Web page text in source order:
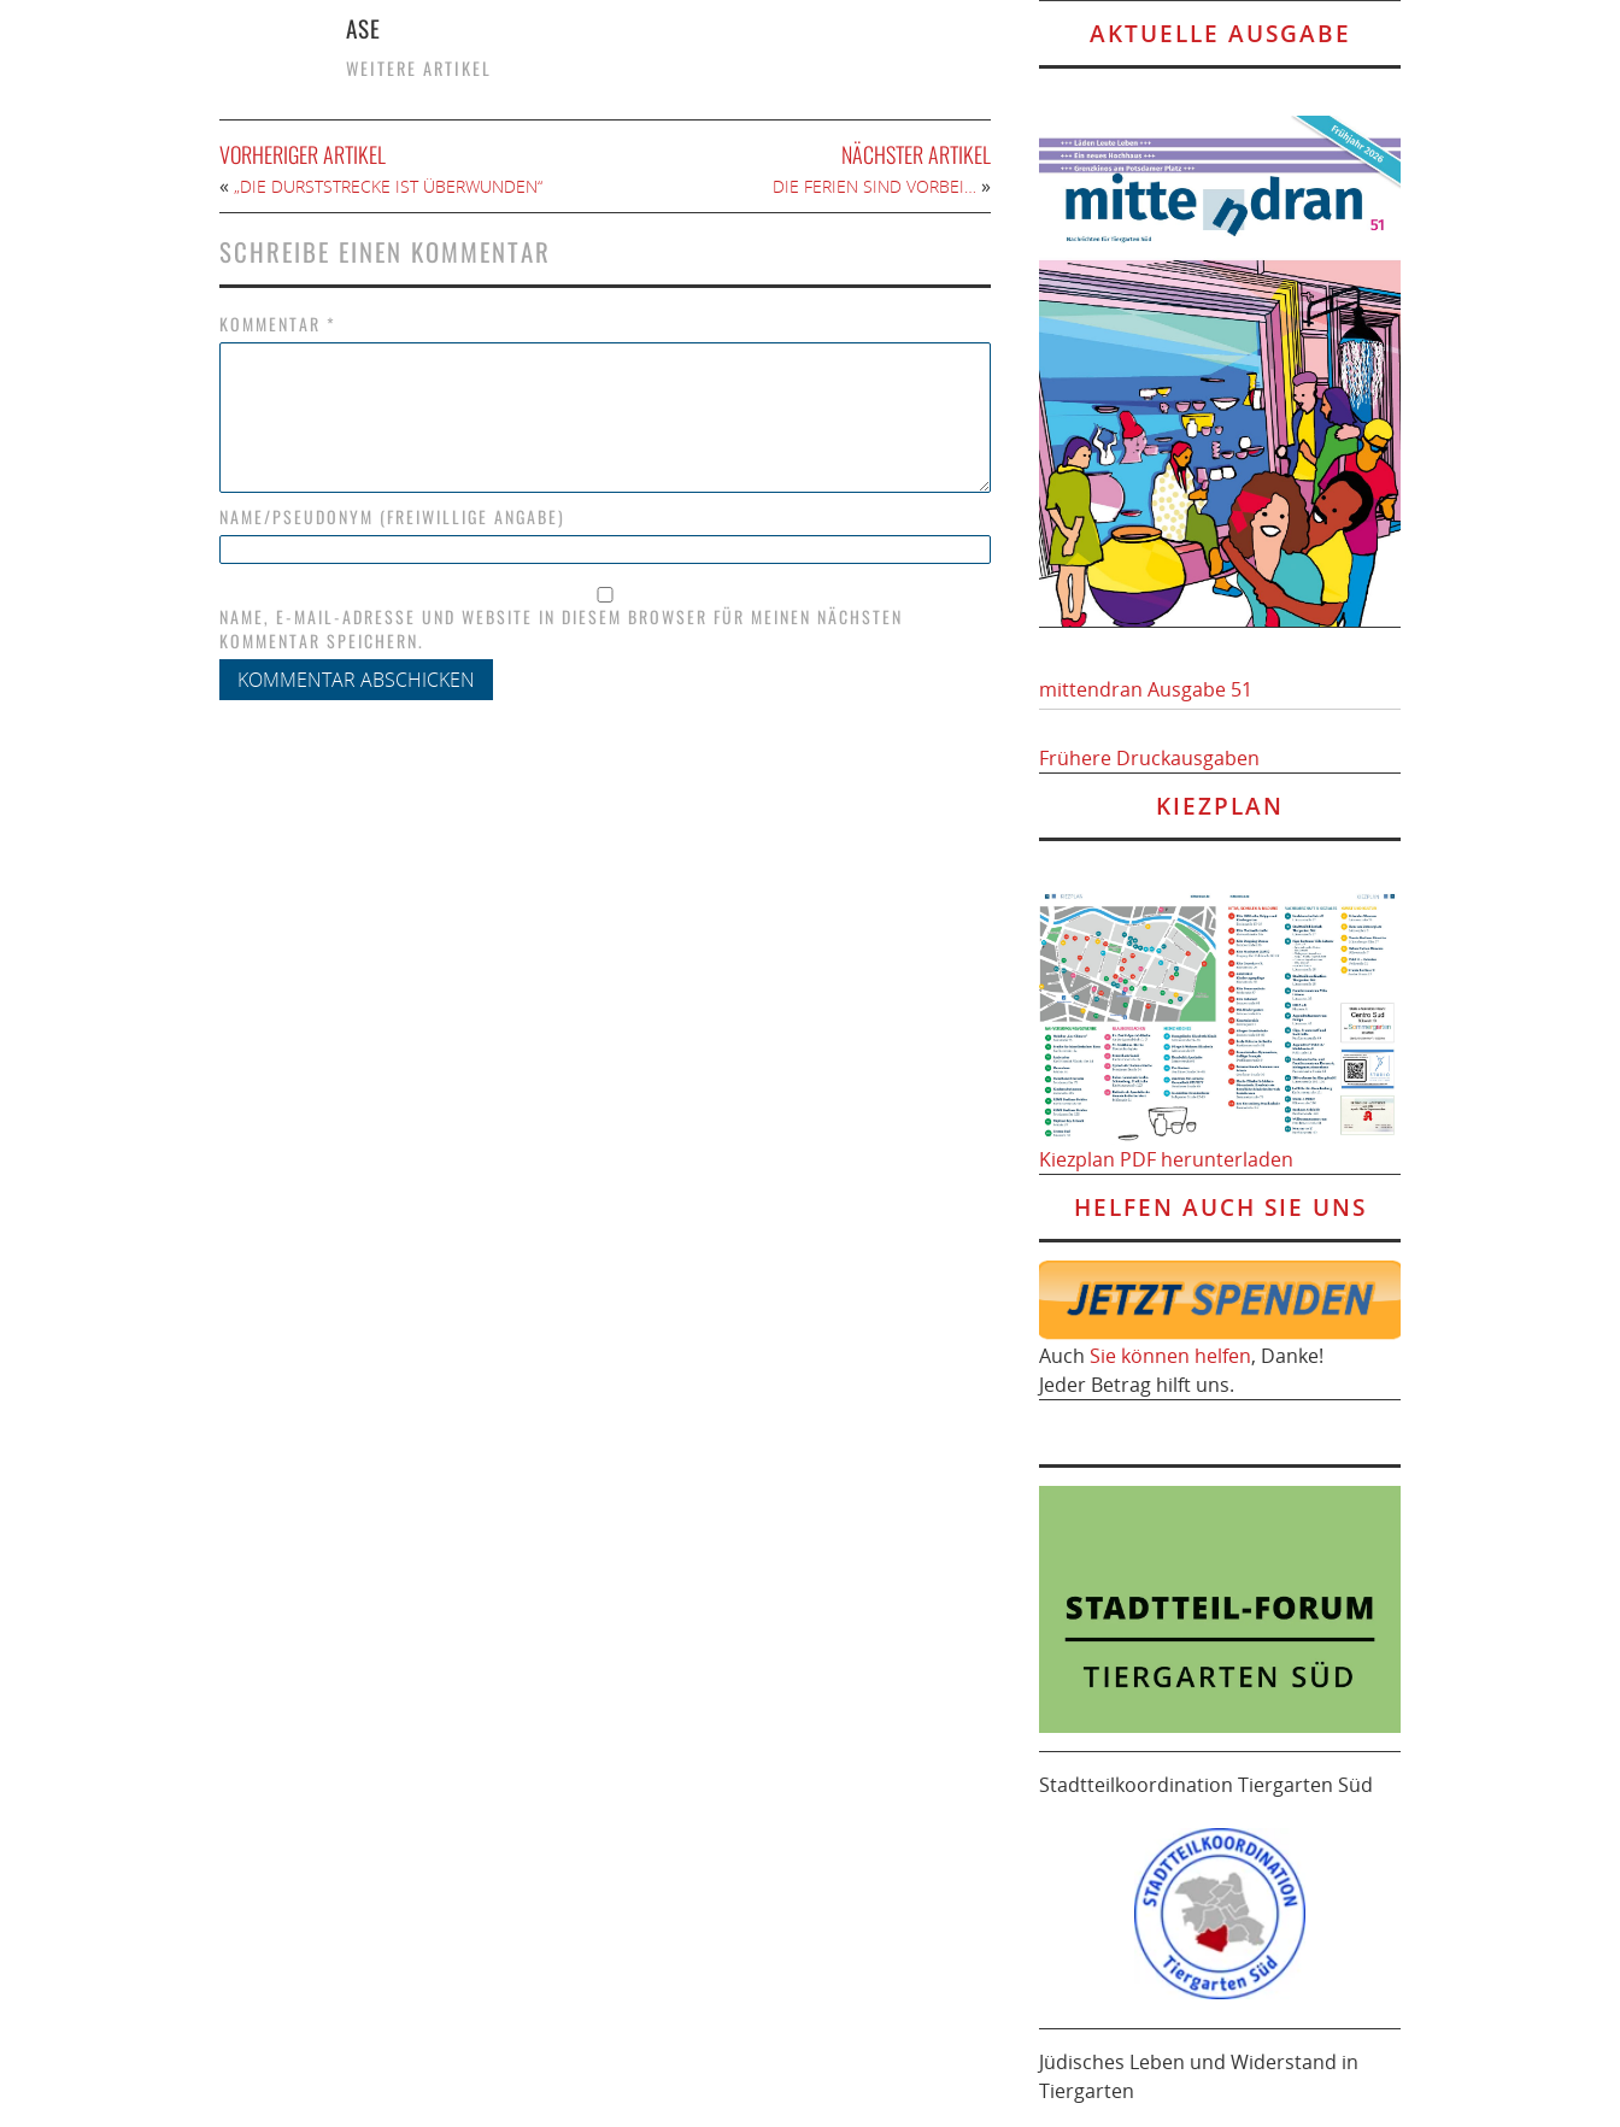
ASE
WEITERE ARTIKEL
VORHERIGER ARTIKEL
« „DIE DURSTSTRECKE IST ÜBERWUNDEN“
NÄCHSTER ARTIKEL
DIE FERIEN SIND VORBEI… »
SCHREIBE EINEN KOMMENTAR
KOMMENTAR *
NAME/PSEUDONYM (FREIWILLIGE ANGABE)
NAME, E-MAIL-ADRESSE UND WEBSITE IN DIESEM BROWSER FÜR MEINEN NÄCHSTEN
KOMMENTAR SPEICHERN.
AKTUELLE AUSGABE
mittendran Ausgabe 51
Frühere Druckausgaben
KIEZPLAN
Kiezplan PDF herunterladen
HELFEN AUCH SIE UNS
Auch Sie können helfen, Danke!
Jeder Betrag hilft uns.
Stadtteilkoordination Tiergarten Süd
Jüdisches Leben und Widerstand in
Tiergarten